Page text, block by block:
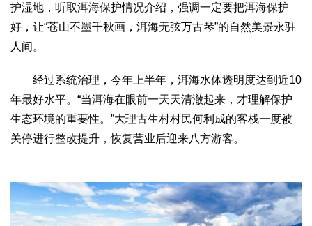
成果展示
政策发布 视频播报 工程案例
康养智库
合作伙伴
护湿地，听取洱海保护情况介绍，强调一定要把洱海保护
好，让“苍山不墨千秋画，洱海无弦万古琴”的自然美景永驻
人间。
经过系统治理，今年上半年，洱海水体透明度达到近10
年最好水平。“当洱海在眼前一天天清澈起来，才理解保护
生态环境的重要性。”大理古生村村民何利成的客栈一度被
关停进行整改提升，恢复营业后迎来八方游客。